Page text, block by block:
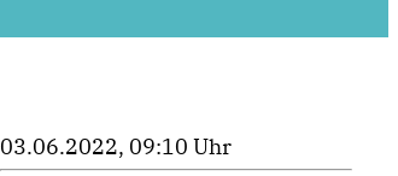
03.06.2022, 09:10 Uhr